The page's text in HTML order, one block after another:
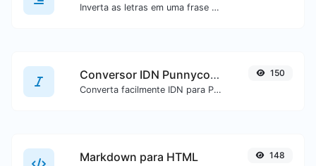
Inverta as letras em uma frase ou parágrafo com facilidade.
Conversor IDN Punnycode
Converta facilmente IDN para Punnycode e vice-versa.
150
Markdown para HTML 148